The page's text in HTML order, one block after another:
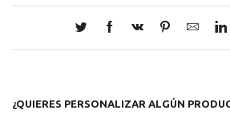
¿QUIERES PERSONALIZAR ALGÚN